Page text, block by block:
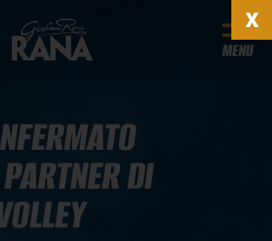
MENU
DI